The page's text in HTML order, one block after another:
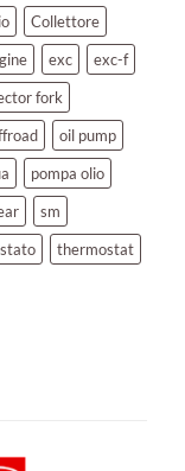
Collettore
exc
exc-f
fork
oil pump
pompa olio
sm
thermostat